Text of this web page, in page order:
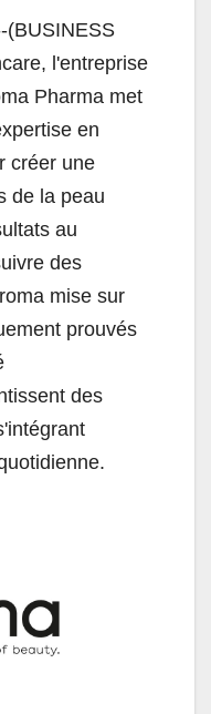
(BUSINESS
l'entreprise
Pharma met
en
créer une
de la peau
au
des
mise sur
prouvés
des